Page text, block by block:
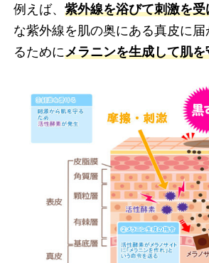
例えば、 紫外線を浴びて刺激を受
な紫外線を肌の奥にある真皮に
るためにメラニンを生成して肌